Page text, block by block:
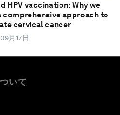
HPV vaccination: Why we
comprehensive approach to
cervical cancer
月17日
いて